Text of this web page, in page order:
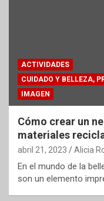
ACTIVIDADES
CUIDADO Y BELLEZA,
IMAGEN
Cómo crear un
materiales
abril 21, 2023 Alicia
En el mundo de la
son un elemento